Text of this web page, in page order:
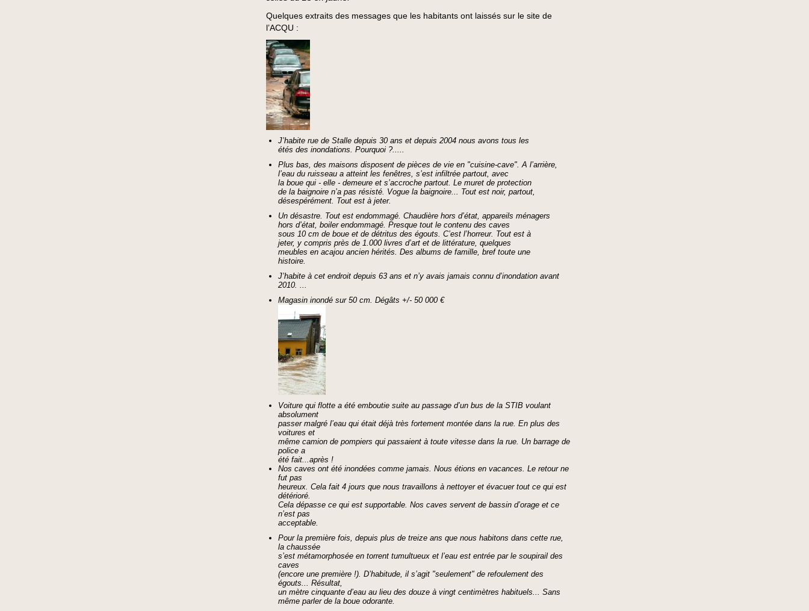
Quelques extraits des messages que les habitants ont laissés sur le site de
l’ACQU :
J’habite rue de Stalle depuis 30 ans et depuis 2004 nous avons tous les
étés des inondations. Pourquoi ?.....
Plus bas, des maisons disposent de pièces de vie en "cuisine-cave". A l’arrière,
l’eau du ruisseau a atteint les fenêtres, s’est infiltrée partout, avec
la boue qui - elle - demeure et s’accroche partout. Le muret de protection
de la baignoire n’a pas résisté. Vogue la baignoire... Tout est noir, partout,
désespérément. Tout est à jeter.
Un désastre. Tout est endommagé. Chaudière hors d’état, appareils ménagers
hors d’état, boiler endommagé. Presque tout le contenu des caves
sous 10 cm de boue et de détritus des égouts. C’est l’horreur. Tout est à
jeter, y compris près de 1.000 livres d’art et de littérature, quelques
meubles en acajou ancien hérités. Des albums de famille, bref toute une
histoire.
J’habite à cet endroit depuis 63 ans et n’y avais jamais connu d’inondation avant
2010. ...
Magasin inondé sur 50 cm. Dégâts +/- 50 000 €
Voiture qui flotte a été emboutie suite au passage d’un bus de la STIB voulant
absolument
passer malgré l’eau qui était déjà très fortement montée dans la rue. En plus des
voitures et
même camion de pompiers qui passaient à toute vitesse dans la rue. Un barrage de
police a
été fait...après !
Nos caves ont été inondées comme jamais. Nous étions en vacances. Le retour ne
fut pas
heureux. Cela fait 4 jours que nous travaillons à nettoyer et évacuer tout ce qui est
détérioré.
Cela dépasse ce qui est supportable. Nos caves servent de bassin d’orage et ce
n’est pas
acceptable.
Pour la première fois, depuis plus de treize ans que nous habitons dans cette rue,
la chaussée
s’est métamorphosée en torrent tumultueux et l’eau est entrée par le soupirail des
caves
(encore une première !). D’habitude, il s’agit "seulement" de refoulement des
égouts... Résultat,
un mètre cinquante d’eau au lieu des douze à vingt centimètres habituels... Sans
même parler de la boue odorante.